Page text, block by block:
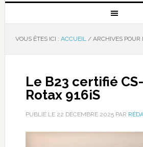
VOUS ÊTES ICI : ACCUEIL /ARCHIVES POUR
Le B23 certifié
Rotax 916iS
PUBLIÉ LE 22 DÉCEMBRE 2025PAR